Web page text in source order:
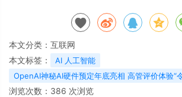
本文分类： 互联网
本文标签：
AI 人工智能
OpenAI神秘AI硬件预定年底亮相 高管评价体验“
浏览次数： 386 次浏览